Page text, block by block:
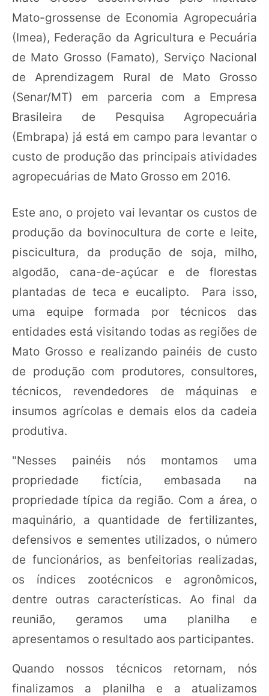
Mato-grossense de Economia Agropecuária
(Imea), Federação da Agricultura e Pecuária
de Mato Grosso (Famato), Serviço Nacional
de Aprendizagem Rural de Mato Grosso
(Senar/MT) em parceria com a Empresa
Brasileira de Pesquisa Agropecuária
(Embrapa) já está em campo para levantar o
custo de produção das principais atividades
agropecuárias de Mato Grosso em 2016.
Este ano, o projeto vai levantar os custos de
produção da bovinocultura de corte e leite,
piscicultura, da produção de soja, milho,
algodão, cana-de-açúcar e de florestas
plantadas de teca e eucalipto. Para isso,
uma equipe formada por técnicos das
entidades está visitando todas as regiões de
Mato Grosso e realizando painéis de custo
de produção com produtores, consultores,
técnicos, revendedores de máquinas e
insumos agrícolas e demais elos da cadeia
produtiva.
"Nesses painéis nós montamos uma
propriedade fictícia, embasada na
propriedade típica da região. Com a área, o
maquinário, a quantidade de fertilizantes,
defensivos e sementes utilizados, o número
de funcionários, as benfeitorias realizadas,
os índices zootécnicos e agronômicos,
dentre outras características. Ao final da
reunião, geramos uma planilha e
apresentamos o resultado aos participantes.
Quando nossos técnicos retornam, nós
finalizamos a planilha e a atualizamos